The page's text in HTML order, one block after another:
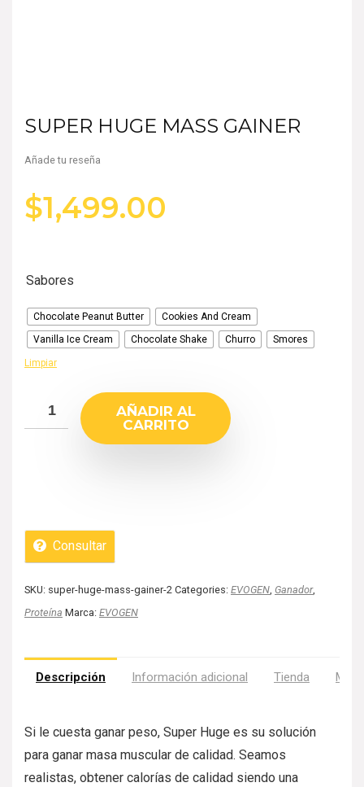
SUPER HUGE MASS GAINER
Añade tu reseña
$1,499.00
Sabores
Chocolate Peanut Butter
Cookies And Cream
Vanilla Ice Cream
Chocolate Shake Churro Smores
Limpiar
AÑADIR AL
CARRITO
Consultar
SKU: super-huge-mass-gainer-2 Categories: EVOGEN, Ganador,
Proteína Marca: EVOGEN
Descripción Información adicional Tienda Más
Si le cuesta ganar peso, Super Huge es su solución
para ganar masa muscular de calidad. Seamos
realistas, obtener calorías de calidad siendo una